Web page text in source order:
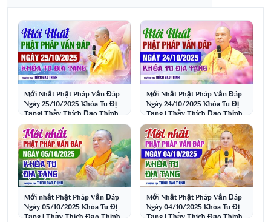
Mới Nhất Phật Pháp Vấn Đáp
Ngày 25/10/2025 Khóa Tu Địa
Tạng| Thầy Thích Đạo Thịnh
Mới Nhất Phật Pháp Vấn Đáp
Ngày 24/10/2025 Khóa Tu Địa
Tạng | Thầy Thích Đạo Thịnh
Mới nhất Phật Pháp Vấn Đáp
Ngày 05/10/2025 Khóa Tu Địa
Tạng | Thầy Thích Đạo Thịnh
Mới Nhất Phật Pháp Vấn Đáp
Ngày 04/10/2025 Khóa Tu Địa
Tạng | Thầy Thích Đạo Thịnh